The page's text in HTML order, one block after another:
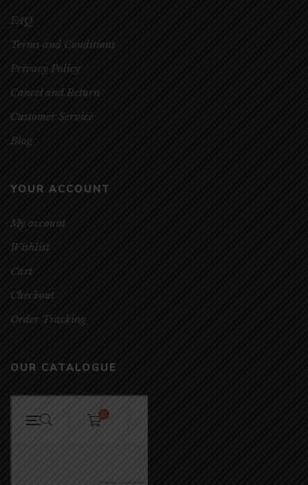
FAQ
Terms and Conditions
Privacy Policy
Cancel and Return
Customer Service
Blog
YOUR ACCOUNT
My account
Wishlist
Cart
Checkout
Order Tracking
OUR CATALOGUE